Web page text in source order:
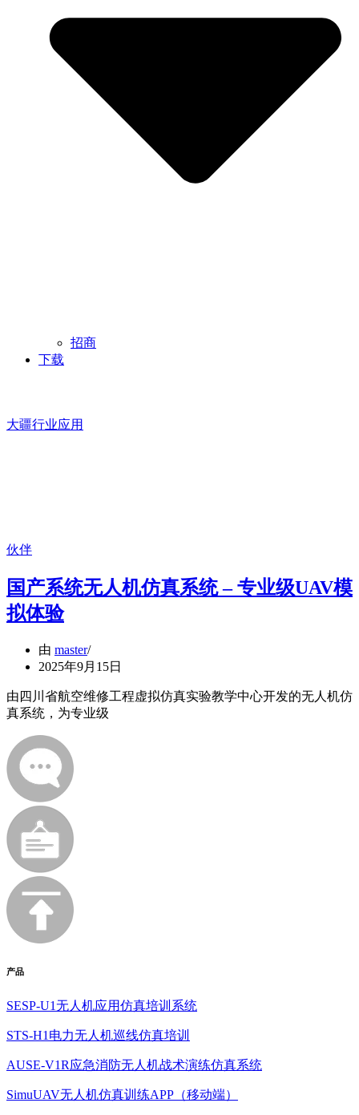
招商
下载
大疆行业应用
伙伴
国产系统无人机仿真系统 – 专业级UAV模
拟体验
由 master
2025年9月15日
由四川省航空维修工程虚拟仿真实验教学中心开发的无人机仿
真系统，为专业级
产品
SESP-U1无人机应用仿真培训系统
STS-H1电力无人机巡线仿真培训
AUSE-V1R应急消防无人机战术演练仿真系统
SimuUAV无人机仿真训练APP（移动端）